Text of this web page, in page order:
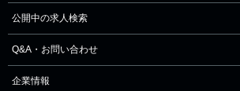
公開中の求人検索
Q&A・お問い合わせ
企業情報